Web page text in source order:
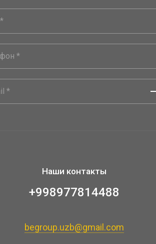
Наши контакты
+998977814488
begroup.uzb@gmail.com